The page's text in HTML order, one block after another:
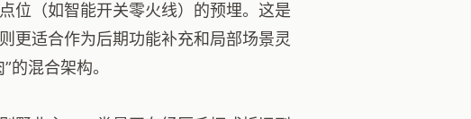
位（如智能开关零火线）的预埋。这是
更适合作为后期功能补充和局部场景灵
的混合架构。